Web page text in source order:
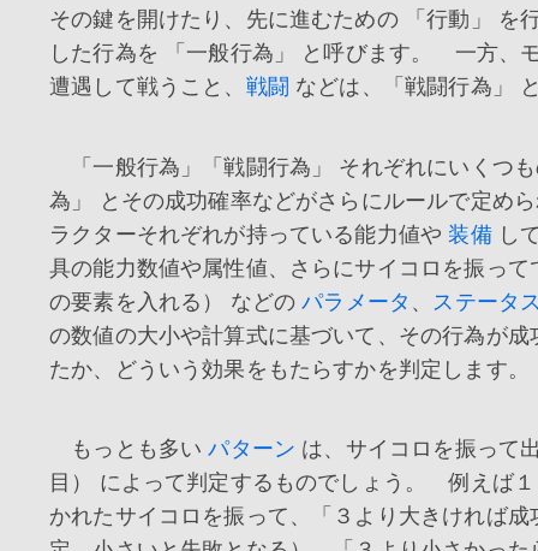
その鍵を開けたり、先に進むための 「行動」 を
した行為を 「一般行為」 と呼びます。 一方、
遭遇して戦うこと、 戦闘 などは、「戦闘行為」
「一般行為」「戦闘行為」 それぞれにいくつ
為」 とその成功確率などがさらにルールで定め
ラクターそれぞれが持っている能力値や 装備し
具の能力数値や属性値、さらにサイコロを振って
の要素を入れる） などのパラメータ 、
ステータ
の数値の大小や計算式に基づいて、その行為が成
たか、どういう効果をもたらすかを判定します。
もっとも多いパターン は、サイコロを振って
目） によって判定するものでしょう。 例えば
かれたサイコロを振って、「３より大きければ成